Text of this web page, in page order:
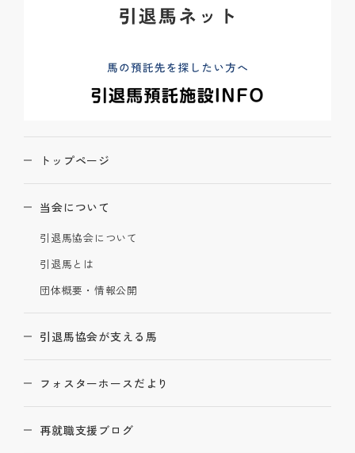
トップページ
当会について
引退馬協会について
引退馬とは
団体概要・情報公開
引退馬協会が支える馬
フォスターホースだより
再就職支援ブログ